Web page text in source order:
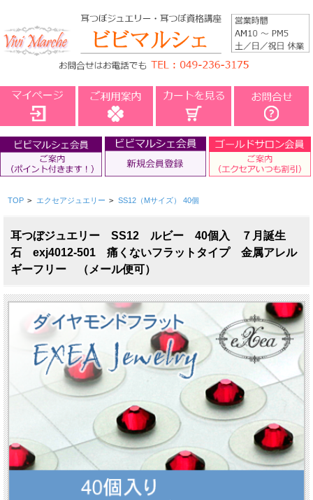
TOP > エクセアジュエリー > SS12（Mサイズ） 40個
耳つぼジュエリー SS12 ルビー 40個入 ７月誕生
石 exj4012-501 痛くないフラットタイプ 金属アレル
ギーフリー （メール便可）